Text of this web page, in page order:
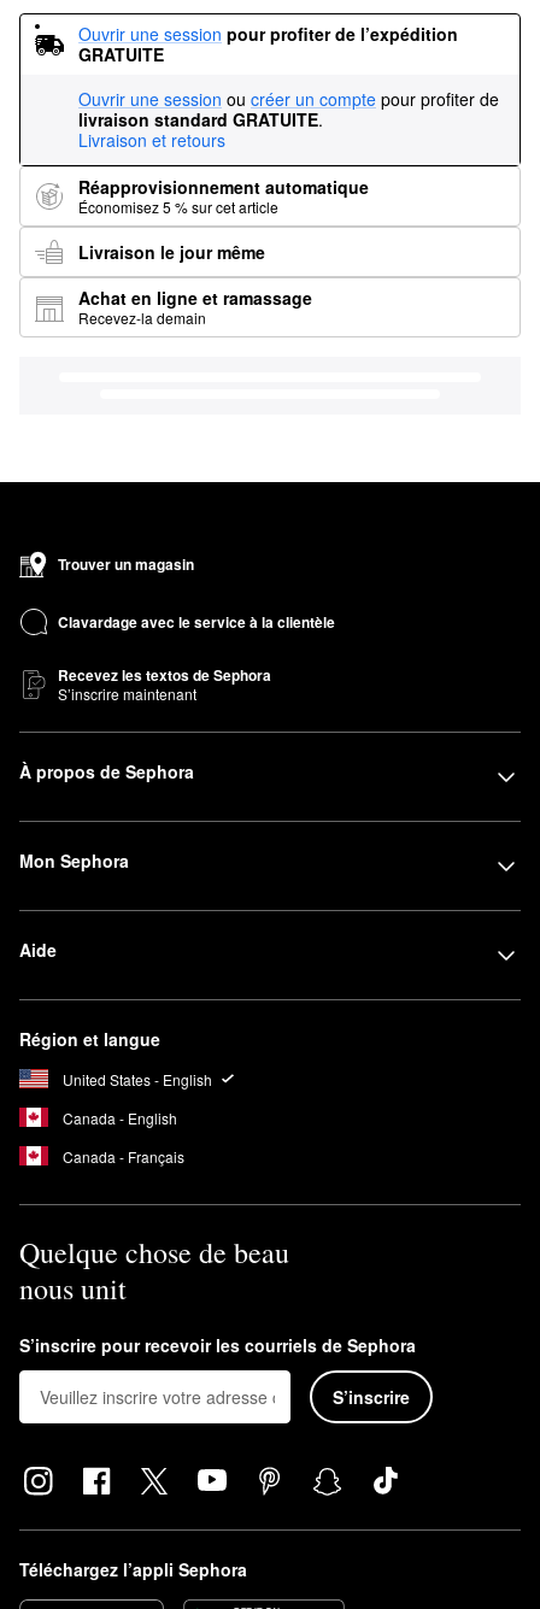
Ouvrir une session pour profiter de l’expédition
GRATUITE
Ouvrir une session ou créer un compte pour profiter de
livraison standard GRATUITE.
Livraison et retours
Réapprovisionnement automatique
Économisez 5 % sur cet article
Livraison le jour même
Achat en ligne et ramassage
Recevez-la demain
Trouver un magasin
Clavardage avec le service à la clientèle
Recevez les textos de Sephora
S’inscrire maintenant
À propos de Sephora
Mon Sephora
Aide
Région et langue
United States - English
Canada - English
Canada - Français
Quelque chose de beau
nous unit
S’inscrire pour recevoir les courriels de Sephora
S’inscrire
Téléchargez l’appli Sephora